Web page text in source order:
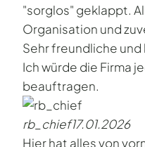
"sorglos" geklappt.
Organisation und
Sehr freundliche
Ich würde die Firma
beauftragen.
rb_chief17.01.2026
Hier hat alles von